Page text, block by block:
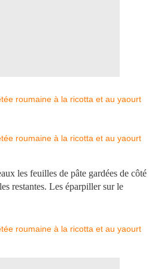
les feuilles de pâte gardées de côté
restantes. Les éparpiller sur le